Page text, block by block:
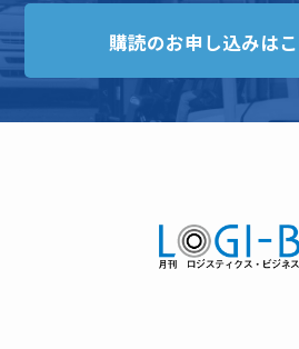
購読のお申し込みは